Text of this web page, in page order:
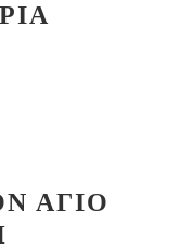
ΑΓΙΟ